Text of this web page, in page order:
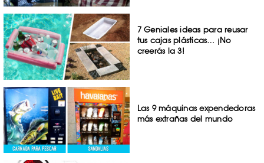
7 Geniales ideas para reusar
tus cajas plásticas… ¡No
creerás la 3!
Las 9 máquinas expendedoras
más extrañas del mundo